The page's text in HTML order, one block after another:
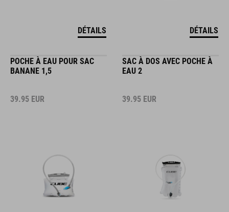
DÉTAILS DÉTAILS
POCHE À EAU POUR SAC
BANANE 1,5
39.95 EUR
SAC À DOS AVEC POCHE À
EAU 2
39.95 EUR